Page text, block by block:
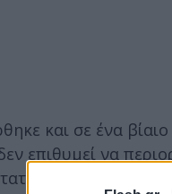
και σε ένα
επιθυμεί να
Επιτέθηκε